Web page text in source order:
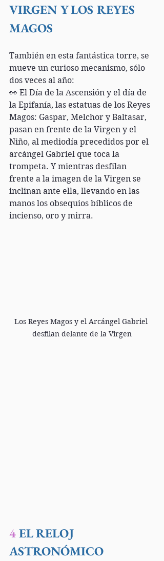
VIRGEN Y LOS REYES
MAGOS
También en esta fantástica torre, se
mueve un curioso mecanismo, sólo
dos veces al año:
👀 El Día de la Ascensión y el día de
la Epifanía, las estatuas de los Reyes
Magos: Gaspar, Melchor y Baltasar,
pasan en frente de la Virgen y el
Niño, al mediodía precedidos por el
arcángel Gabriel que toca la
trompeta. Y mientras desfilan
frente a la imagen de la Virgen se
inclinan ante ella, llevando en las
manos los obsequios bíblicos de
incienso, oro y mirra.
Los Reyes Magos y el Arcángel Gabriel
desfilan delante de la Virgen
4 EL RELOJ
ASTRONÓMICO